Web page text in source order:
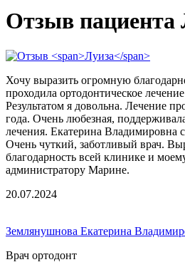
Отзыв пациента
Хочу выразить огромную
проходила ортодонтическое
Результатом я довольна. Лечение
года. Очень любезная,
лечения. Екатерина Владимировна
Очень чуткий, заботливый врач.
благодарность всей клинике и
администратору Марине.
20.07.2024
Землянушнова Екатерина
Врач ортодонт